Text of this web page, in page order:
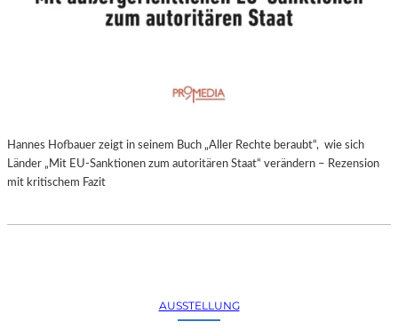
Hannes Hofbauer zeigt in seinem Buch „Aller Rechte beraubt“, wie sich
Länder „Mit EU-Sanktionen zum autoritären Staat“ verändern – Rezension
mit kritischem Fazit
AUSSTELLUNG